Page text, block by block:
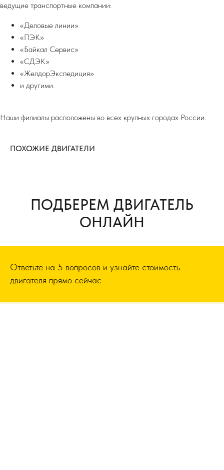
ведущие транспортные компании:
«Деловые линии»
«ПЭК»
«Байкал Сервис»
«СДЭК»
«ЖелдорЭкспедиция»
и другими.
Наши филиалы расположены во всех крупных городах России.
ПОХОЖИЕ ДВИГАТЕЛИ
ПОДБЕРЕМ ДВИГАТЕЛЬ
ОНЛАЙН
Ответьте на 5 вопросов и узнайте стоимость
двигателя прямо сейчас